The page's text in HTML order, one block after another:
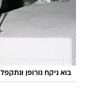
בוא ניקח נורופן ונתקפל